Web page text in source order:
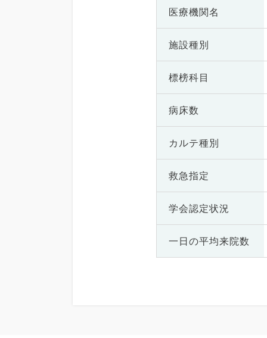
医療機関名
施設種別
標榜科目
病床数
カルテ種別
救急指定
学会認定状況
一日の平均来院数